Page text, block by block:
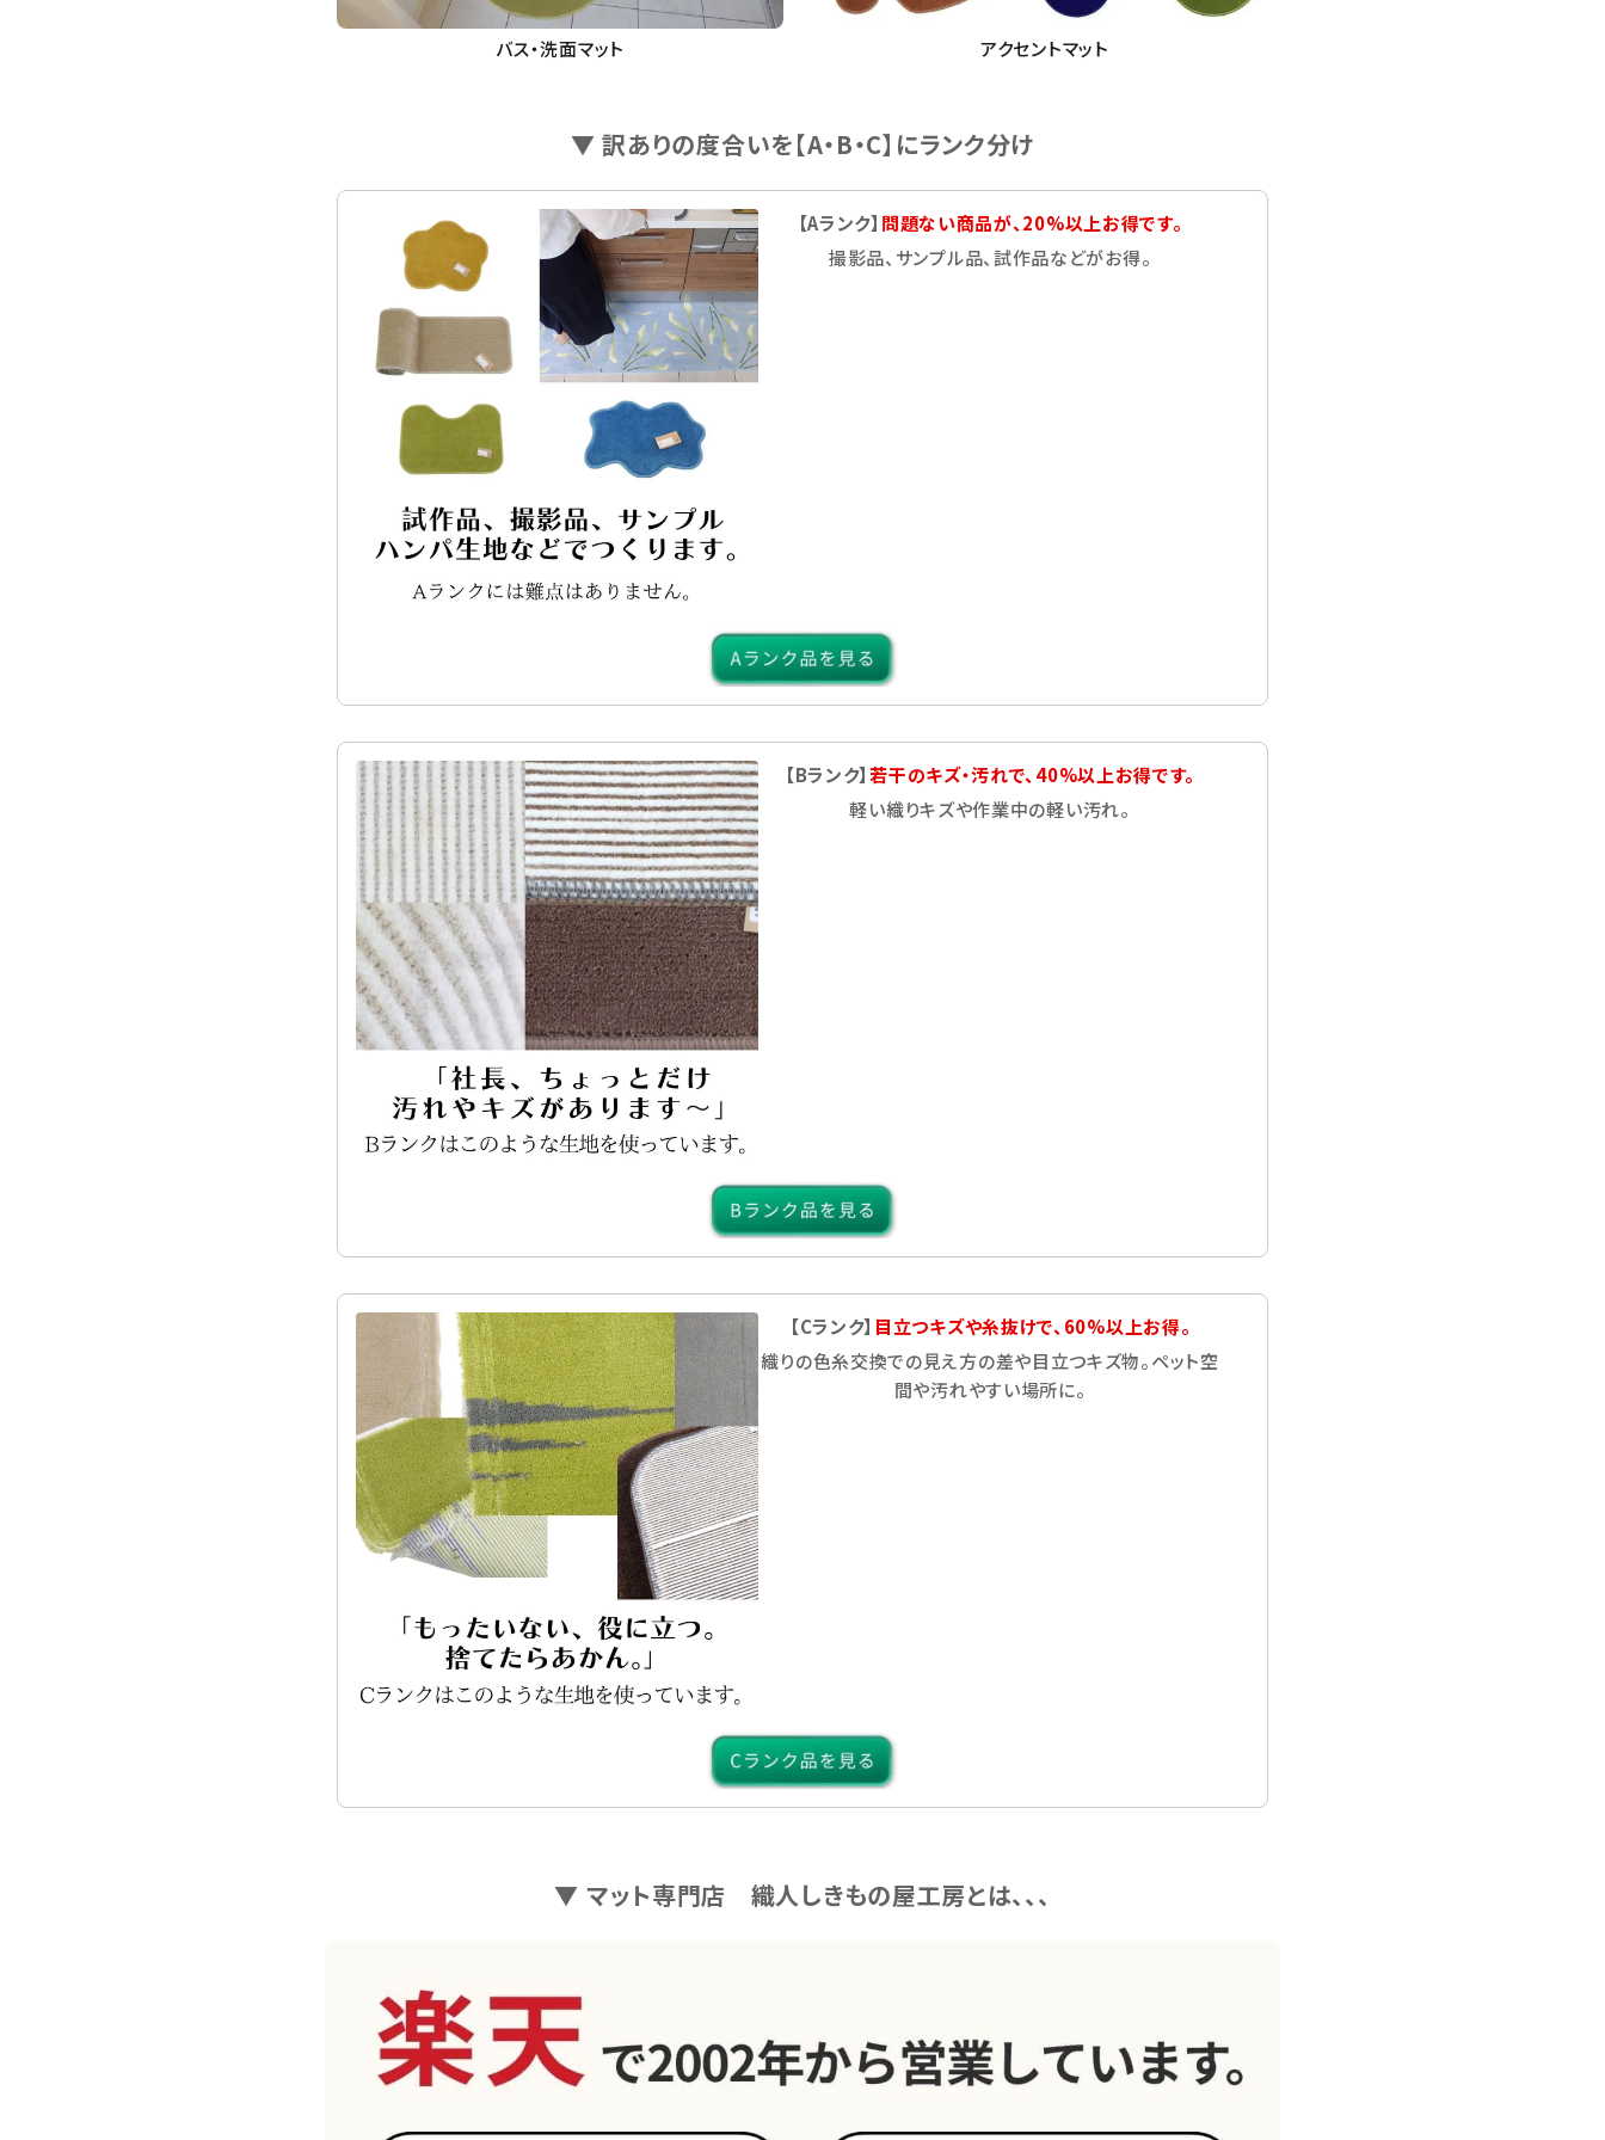
バス・洗面マット アクセントマット
▼ 訳ありの度合いを【A・B・C】にランク分け
【Aランク】 問題ない商品が、20%以上お得です。
撮影品、サンプル品、試作品などがお得。
【Bランク】若干のキズ・汚れで、40%以上お得です。
軽い織りキズや作業中の軽い汚れ。
【Cランク】 目立つキズや糸抜けで、60%以上お得。
織りの色糸交換での見え方の差や目立つキズ物。ペット空
間や汚れやすい場所に。
▼ マット専門店 織人しきもの屋工房とは、、、
キーワード
検索する